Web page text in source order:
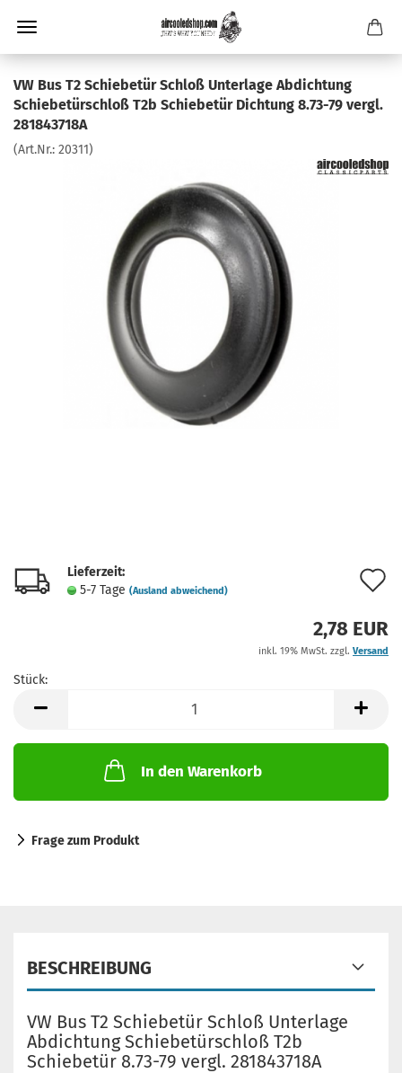
VW Bus T2 Schiebetür Schloß Unterlage Abdichtung
Schiebetürschloß T2b Schiebetür Dichtung 8.73-79 vergl.
281843718A
(Art.Nr.: 20311)
Lieferzeit:
5-7 Tage (Ausland abweichend)
2,78 EUR
inkl. 19% MwSt. zzgl. Versand
Stück:
In den Warenkorb
Frage zum Produkt
BESCHREIBUNG
VW Bus T2 Schiebetür Schloß Unterlage
Abdichtung Schiebetürschloß T2b
Schiebetür 8.73-79 vergl. 281843718A